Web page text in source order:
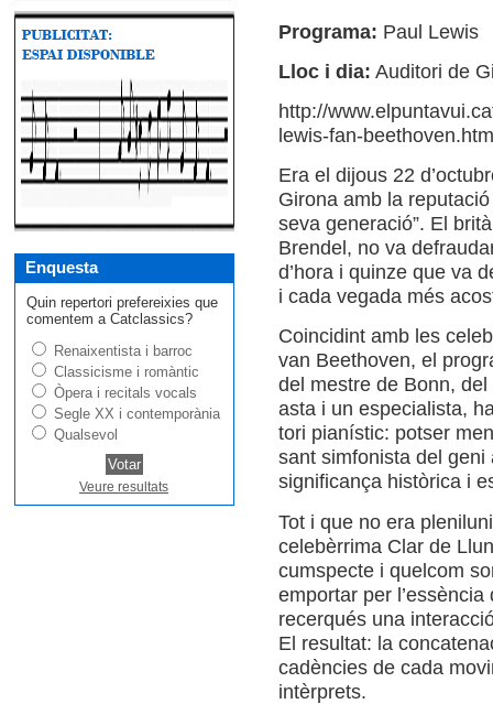
Enquesta
Quin repertori prefereixies que
comentem a Catclassics?
Renaixentista i barroc
Classicisme i romàntic
Òpera i recitals vocals
Segle XX i contemporània
Qualsevol
Veure resultats
Programa: Paul Lewis
Lloc i dia: Auditori de
http://
lewis-fan-
Era el dijous 22
Girona amb la
seva gene­ració”. El
Bren­del, no va
d’hora i quinze que va
i cada vegada més
Coin­ci­dint amb les
van Beet­ho­ven, el
del mes­tre de Bonn,
asta i un espe­ci­a­lista,
tori pianístic: pot­ser
sant sim­fo­nista del geni
sig­ni­fi­cança històrica i
Tot i que no era
celebèrrima Clar de
cums­pecte i quel­com
empor­tar per
recerqués una
El resul­tat: la
cadències de cada
intèrprets.